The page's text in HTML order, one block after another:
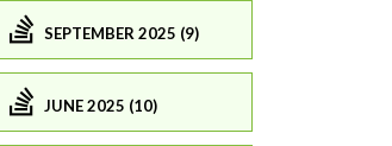
SEPTEMBER 2025 (9)
JUNE 2025 (10)